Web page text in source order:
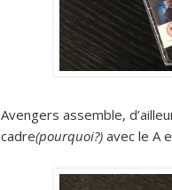
Avengers assemble,
cadre(pourquoi?)avec le A